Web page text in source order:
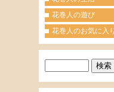
花巻人の遊び
花巻人のお気に入り